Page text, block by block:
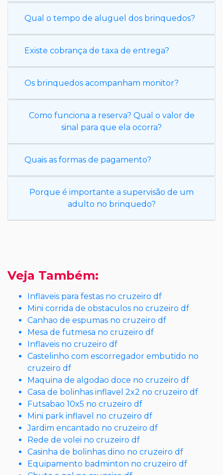
Qual o tempo de aluguel dos brinquedos?
Existe cobrança de taxa de entrega?
Os brinquedos acompanham monitor?
Como funciona a reserva? Qual o valor de
sinal para que ela ocorra?
Quais as formas de pagamento?
Porque é importante a supervisão de um
adulto no brinquedo?
Veja Também:
Inflaveis para festas no cruzeiro df
Mini corrida de obstaculos no cruzeiro df
Canhao de espumas no cruzeiro df
Mesa de futmesa no cruzeiro df
Inflaveis no cruzeiro df
Castelinho com escorregador embutido no
cruzeiro df
Maquina de algodao doce no cruzeiro df
Casa de bolinhas inflavel 2x2 no cruzeiro df
Futsabao 10x5 no cruzeiro df
Mini park inflavel no cruzeiro df
Jardim encantado no cruzeiro df
Rede de volei no cruzeiro df
Casinha de bolinhas dino no cruzeiro df
Equipamento badminton no cruzeiro df